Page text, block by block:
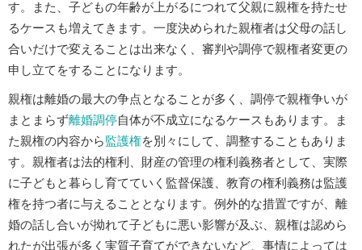
す。また、子どもの年齢が上がるにつれて父親に親権を持たせ
るケースも増えてきます。一度決められた親権者は父母の話し
合いだけで変えることは出来なく、審判や調停で親権者変更の
申し立てをすることになります。
親権は離婚の最大の争点となることが多く、調停で親権争いが
まとまらず離婚調停自体が不成立になるケースもあります。ま
た親権の内容から監護権を別々にして、調整することもありま
す。親権者は法的権利、財産の管理の権利義務者として、実際
に子どもと暮らし育てていく監督保護、教育の権利義務は監護
権を持つ者に与えることとなります。例外的な措置ですが、離
婚の話し合いが拗れて子どもに悪い影響が及ぶ、親権は認めら
れたが出張が多く実質子育てができないなど、事情によっては